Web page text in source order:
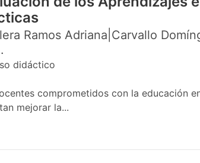
Ramos Adriana|Carvallo
didáctico
comprometidos con la educación
mejorar la...